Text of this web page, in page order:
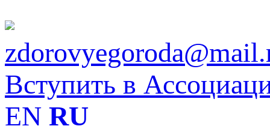
Вступить в
EN RU